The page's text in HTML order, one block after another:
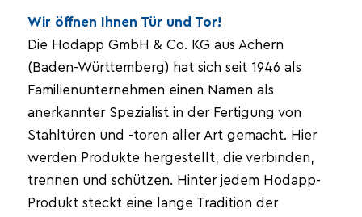
Wir öffnen Ihnen Tür und Tor!
Die Hodapp GmbH & Co. KG aus Achern
(Baden-Württemberg) hat sich seit 1946 als
Familienunternehmen einen Namen als
anerkannter Spezialist in der Fertigung von
Stahltüren und -toren aller Art gemacht. Hier
werden Produkte hergestellt, die verbinden,
trennen und schützen. Hinter jedem Hodapp-
Produkt steckt eine lange Tradition der